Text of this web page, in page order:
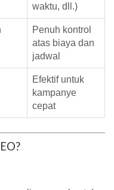
waktu, dll.)
Penuh kontrol
atas biaya dan
jadwal
Efektif untuk
kampanye
cepat